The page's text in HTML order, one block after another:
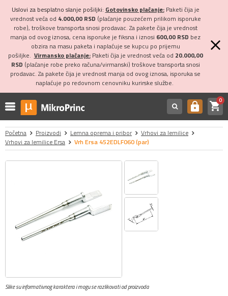
Uslovi za besplatno slanje pošiljki: Gotovinsko plaćanje:Paketi čija je
vrednost veća od 4.000,00 RSD (plaćanje pouzećem prilikom isporuke
robe), troškove transporta snosi prodavac. Za pakete čija je vrednost
manja od ovog iznosa, cena isporuke je fiksna i iznosi 600,00 RSD bez
obzira na masu paketa i naplaćuje se kupcu po prijemu
pošiljke. Virmansko plaćanje:Paketi čija je vrednost veća od 20.000,00
RSD (plaćanje robe preko računa/virmanski) troškove transporta snosi
prodavac. Za pakete čija je vrednost manja od ovog iznosa, isporuka se
naplaćuje po redovnom cenovniku kurirske službe.
https shopping_cart0
Početna Proizvodi Lemna oprema i pribor
Vrhovi za lemilice
Vrhovi za lemilice Ersa
Vrh Ersa 452EDLF060 (par)
Slike su informativnog karaktera i mogu se razlikovati od proizvoda